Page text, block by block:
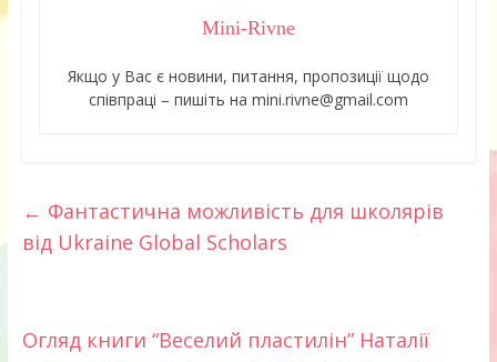
Mini-Rivne
Якщо у Вас є новини, питання, пропозиції щодо
співпраці – пишіть на mini.rivne@gmail.com
← Фантастична можливість для школярів
від Ukraine Global Scholars
Огляд книги “Веселий пластилін” Наталії